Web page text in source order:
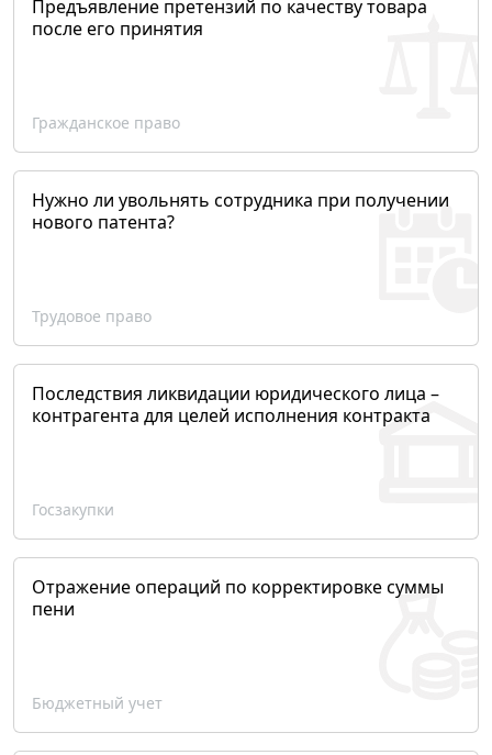
Предъявление претензий по качеству товара
после его принятия
Гражданское право
Нужно ли увольнять сотрудника при получении
нового патента?
Трудовое право
Последствия ликвидации юридического лица –
контрагента для целей исполнения контракта
Госзакупки
Отражение операций по корректировке суммы
пени
Бюджетный учет